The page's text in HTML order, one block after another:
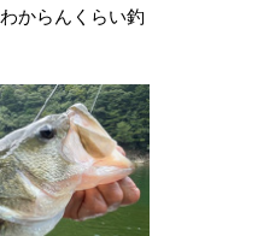
からんくらい釣